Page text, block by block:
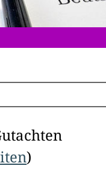
)